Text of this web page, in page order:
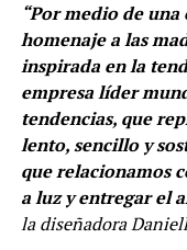
“Por medio de
homenaje a las
inspirada en la
empresa líder
tendencias, que
lento, sencillo y
que relacionamos
a luz y entregar el
la diseñadora